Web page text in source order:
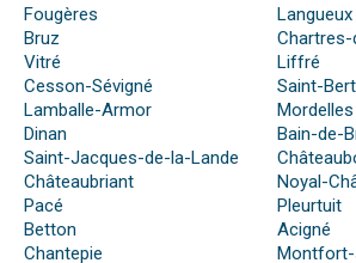
Fougères
Bruz
Vitré
Cesson-Sévigné
Lamballe-Armor
Dinan
Saint-Jacques-de-la-Lande
Châteaubriant
Pacé
Betton
Chantepie
Langueux
Chartres-
Liffré
Saint-
Mordelles
Bain-de-
Noyal-
Pleurtuit
Acigné